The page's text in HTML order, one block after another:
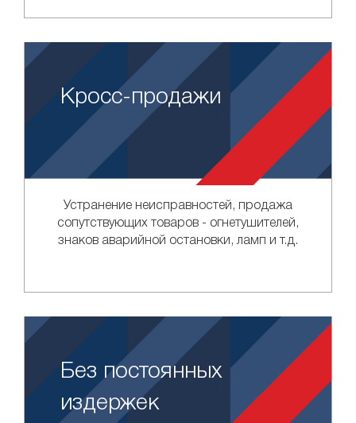
Кросс-продажи
Устранение неисправностей, продажа
сопутствующих товаров - огнетушителей,
знаков аварийной остановки, ламп и т.д.
Без постоянных
издержек